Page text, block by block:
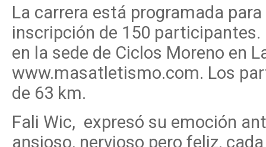
La carrera está programada
inscripción de 150
en la sede de Ciclos Moreno en
www.masatletismo.com. Los
de 63 km.
Fali Wic, expresó su emoción
ansioso, nervioso pero feliz,